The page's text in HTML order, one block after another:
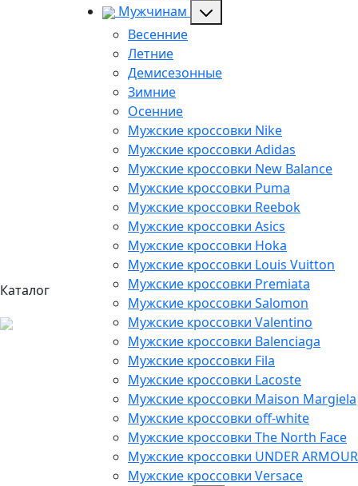
Каталог
Мужчинам
Весенние
Летние
Демисезонные
Зимние
Осенние
Мужские кроссовки Nike
Мужские кроссовки Adidas
Мужские кроссовки New Balance
Мужские кроссовки Puma
Мужские кроссовки Reebok
Мужские кроссовки Asics
Мужские кроссовки Hoka
Мужские кроссовки Louis Vuitton
Мужские кроссовки Premiata
Мужские кроссовки Salomon
Мужские кроссовки Valentino
Мужские кроссовки Balenciaga
Мужские кроссовки Fila
Мужские кроссовки Lacoste
Мужские кроссовки Maison Margiela
Мужские кроссовки off-white
Мужские кроссовки The North Face
Мужские кроссовки UNDER ARMOUR
Мужские кроссовки Versace